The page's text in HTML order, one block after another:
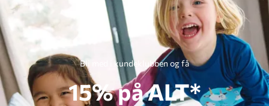
Bli med i kundeklubben og få
15% på ALT*